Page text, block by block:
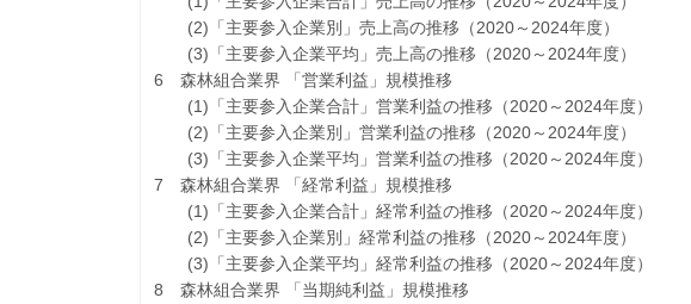
(2)「主要参入企業別」売上高の推移（2020～2024年度）
(3)「主要参入企業平均」売上高の推移（2020～2024年度）
6 森林組合業界 「営業利益」規模推移
(1)「主要参入企業合計」営業利益の推移（2020～2024年度）
(2)「主要参入企業別」営業利益の推移（2020～2024年度）
(3)「主要参入企業平均」営業利益の推移（2020～2024年度）
7 森林組合業界 「経常利益」規模推移
(1)「主要参入企業合計」経常利益の推移（2020～2024年度）
(2)「主要参入企業別」経常利益の推移（2020～2024年度）
(3)「主要参入企業平均」経常利益の推移（2020～2024年度）
8 森林組合業界 「当期純利益」規模推移